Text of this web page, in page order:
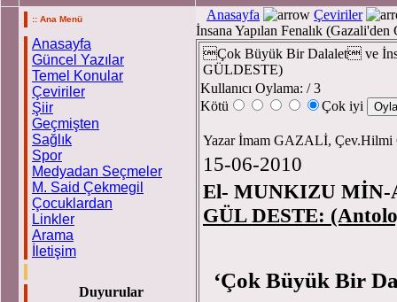
:: Ana Menü
Anasayfa
Güncel Yazılar
Temel Konular
Çeviriler
Şiir
Geçmişten
Sağlık
Spor
Medyadan Seçmeler
M. Said Çekmegil
Çocuklardan
Linkler
Arama
İletişim
Duyurular
Anasayfa
Çeviriler
İnsana Yapılan Fenalık
Çok Büyük Bir Dalalet ve
GÜLDESTE)
Kullanıcı Oylama: / 3
Kötü
Çok iyi
Yazar İmam GAZALİ,
15-06-2010
El- MUNKIZU MİN-
GÜL DESTE:
‘Çok Büyük Bir